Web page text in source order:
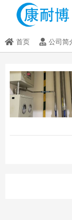
首页 公司简